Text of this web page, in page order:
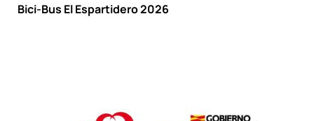
Bici-Bus El Espartidero 2026